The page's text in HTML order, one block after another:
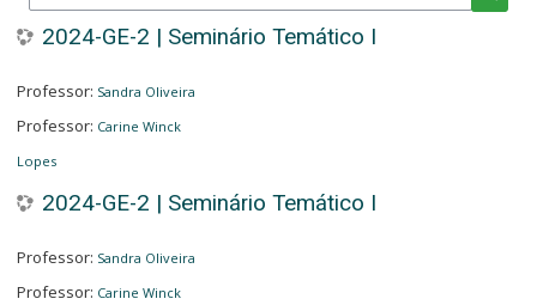
2024-GE-2 | Seminário Temático I
Professor: Sandra Oliveira
Professor: Carine Winck
Lopes
2024-GE-2 | Seminário Temático I
Professor: Sandra Oliveira
Professor: Carine Winck